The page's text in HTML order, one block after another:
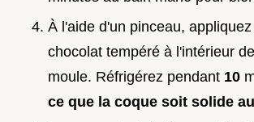
À l'aide d'un pinceau,
chocolat tempéré à l'intérieur
moule. Réfrigérez pendant 10
ce que la coque soit solide